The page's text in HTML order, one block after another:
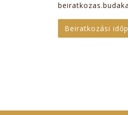
Beiratkozási